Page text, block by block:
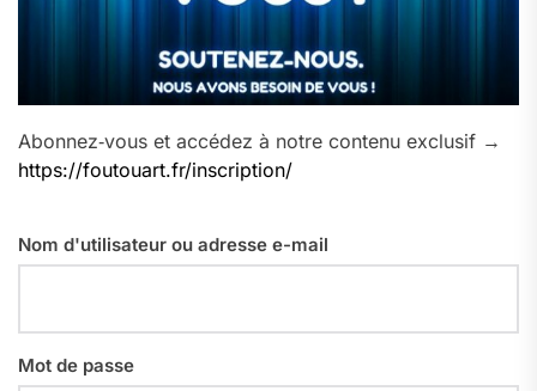
Abonnez‑vous et accédez à notre contenu exclusif →
https://foutouart.fr/inscription/
Nom d'utilisateur ou adresse e-mail
Mot de passe